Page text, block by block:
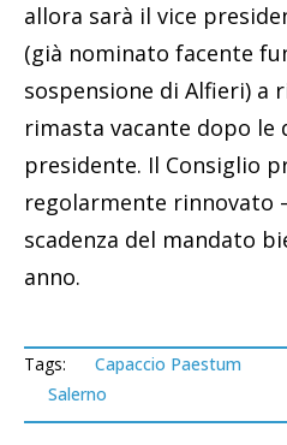
allora sarà il vice
(già nominato facente
sospensione di Alfieri) a
rimasta vacante dopo le
presidente. Il Consiglio
regolarmente rinnovato
scadenza del mandato
anno.
Tags: Capaccio Paestum
Salerno